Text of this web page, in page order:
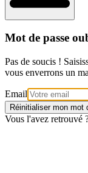
Mot de passe
Pas de soucis !
vous enverrons un
Email
Réinitialiser mon mot
Vous l'avez retrouvé